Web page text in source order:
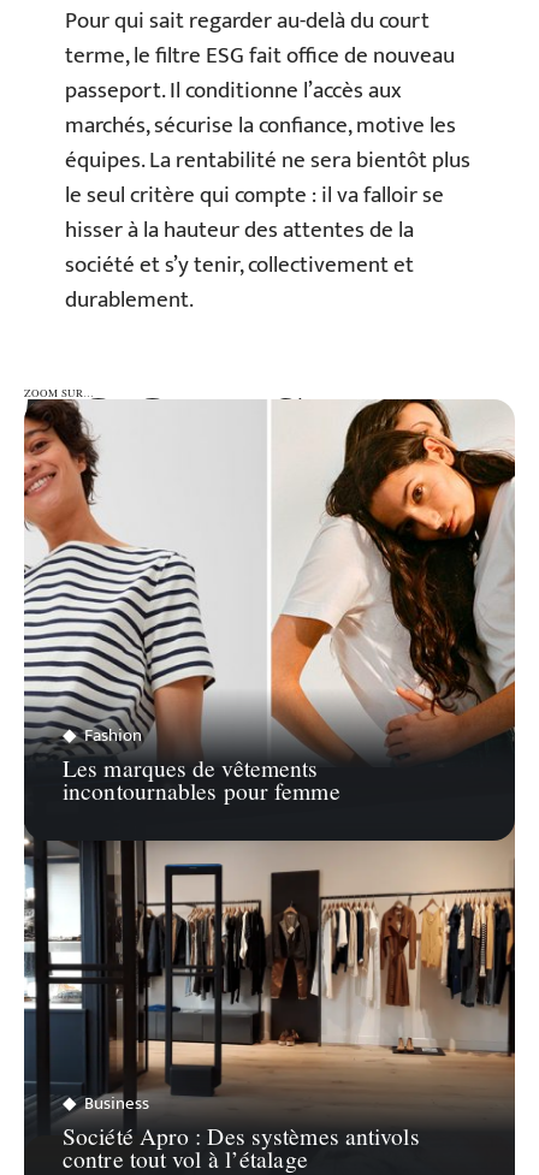
Pour qui sait regarder au-delà du court
terme, le filtre ESG fait office de nouveau
passeport. Il conditionne l’accès aux
marchés, sécurise la confiance, motive les
équipes. La rentabilité ne sera bientôt plus
le seul critère qui compte : il va falloir se
hisser à la hauteur des attentes de la
société et s’y tenir, collectivement et
durablement.
ZOOM SUR…
ZOOM SUR…
Fashion
Les marques de vêtements
incontournables pour femme
Business
Société Apro : Des systèmes antivols
contre tout vol à l’étalage